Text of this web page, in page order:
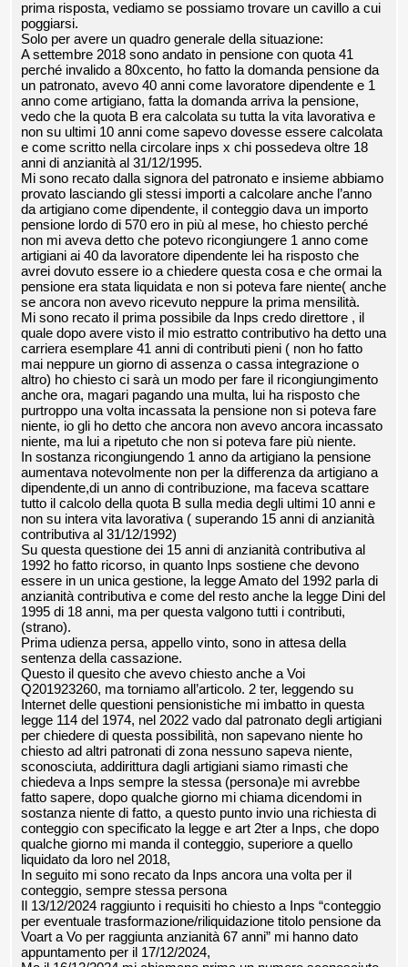
prima risposta, vediamo se possiamo trovare un cavillo a cui
poggiarsi.
Solo per avere un quadro generale della situazione:
A settembre 2018 sono andato in pensione con quota 41
perché invalido a 80xcento, ho fatto la domanda pensione da
un patronato, avevo 40 anni come lavoratore dipendente e 1
anno come artigiano, fatta la domanda arriva la pensione,
vedo che la quota B era calcolata su tutta la vita lavorativa e
non su ultimi 10 anni come sapevo dovesse essere calcolata
e come scritto nella circolare inps x chi possedeva oltre 18
anni di anzianità al 31/12/1995.
Mi sono recato dalla signora del patronato e insieme abbiamo
provato lasciando gli stessi importi a calcolare anche l’anno
da artigiano come dipendente, il conteggio dava un importo
pensione lordo di 570 ero in più al mese, ho chiesto perché
non mi aveva detto che potevo ricongiungere 1 anno come
artigiani ai 40 da lavoratore dipendente lei ha risposto che
avrei dovuto essere io a chiedere questa cosa e che ormai la
pensione era stata liquidata e non si poteva fare niente( anche
se ancora non avevo ricevuto neppure la prima mensilità.
Mi sono recato il prima possibile da Inps credo direttore , il
quale dopo avere visto il mio estratto contributivo ha detto una
carriera esemplare 41 anni di contributi pieni ( non ho fatto
mai neppure un giorno di assenza o cassa integrazione o
altro) ho chiesto ci sarà un modo per fare il ricongiungimento
anche ora, magari pagando una multa, lui ha risposto che
purtroppo una volta incassata la pensione non si poteva fare
niente, io gli ho detto che ancora non avevo ancora incassato
niente, ma lui a ripetuto che non si poteva fare più niente.
In sostanza ricongiungendo 1 anno da artigiano la pensione
aumentava notevolmente non per la differenza da artigiano a
dipendente,di un anno di contribuzione, ma faceva scattare
tutto il calcolo della quota B sulla media degli ultimi 10 anni e
non su intera vita lavorativa ( superando 15 anni di anzianità
contributiva al 31/12/1992)
Su questa questione dei 15 anni di anzianità contributiva al
1992 ho fatto ricorso, in quanto Inps sostiene che devono
essere in un unica gestione, la legge Amato del 1992 parla di
anzianità contributiva e come del resto anche la legge Dini del
1995 di 18 anni, ma per questa valgono tutti i contributi,
(strano).
Prima udienza persa, appello vinto, sono in attesa della
sentenza della cassazione.
Questo il quesito che avevo chiesto anche a Voi
Q201923260, ma torniamo all’articolo. 2 ter, leggendo su
Internet delle questioni pensionistiche mi imbatto in questa
legge 114 del 1974, nel 2022 vado dal patronato degli artigiani
per chiedere di questa possibilità, non sapevano niente ho
chiesto ad altri patronati di zona nessuno sapeva niente,
sconosciuta, addirittura dagli artigiani siamo rimasti che
chiedeva a Inps sempre la stessa (persona)e mi avrebbe
fatto sapere, dopo qualche giorno mi chiama dicendomi in
sostanza niente di fatto, a questo punto invio una richiesta di
conteggio con specificato la legge e art 2ter a Inps, che dopo
qualche giorno mi manda il conteggio, superiore a quello
liquidato da loro nel 2018,
In seguito mi sono recato da Inps ancora una volta per il
conteggio, sempre stessa persona
Il 13/12/2024 raggiunto i requisiti ho chiesto a Inps “conteggio
per eventuale trasformazione/riliquidazione titolo pensione da
Voart a Vo per raggiunta anzianità 67 anni” mi hanno dato
appuntamento per il 17/12/2024,